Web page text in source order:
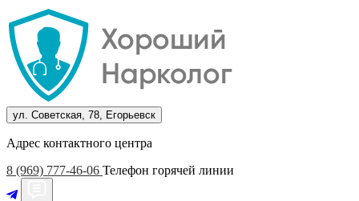
ул. Советская, 78, Егорьевск
Адрес контактного центра
8 (969) 777-46-06 Телефон горячей линии